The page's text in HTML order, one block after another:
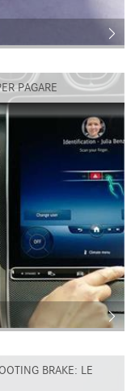
PAGARE
BRAKE: LE